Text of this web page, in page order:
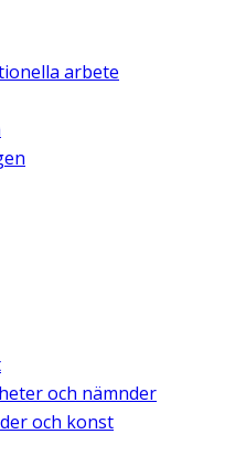
arbete
och nämnder
och konst